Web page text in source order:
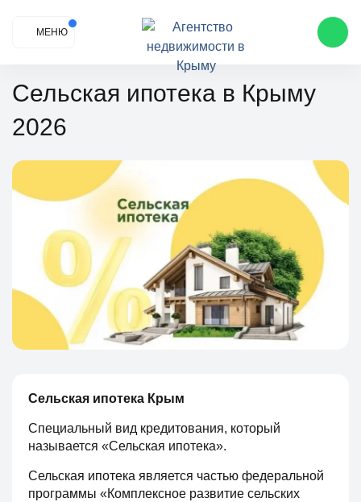
МЕНЮ
Сельская ипотека в Крыму
2026
Сельская ипотека Крым
Cпециальный вид кредитования, который
называется «Сельская ипотека».
Сельская ипотека является частью федеральной
программы «Комплексное развитие сельских